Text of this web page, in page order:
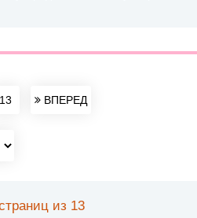
13 ВПЕРЕД
из 13